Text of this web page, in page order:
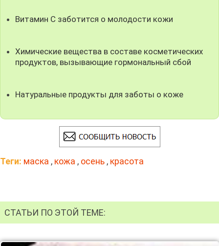
Витамин С заботится о молодости кожи
Химические вещества в составе косметических
продуктов, вызывающие гормональный сбой
Натуральные продукты для заботы о коже
Теги: маска , кожа , осень , красота
СТАТЬИ ПО ЭТОЙ ТЕМЕ: